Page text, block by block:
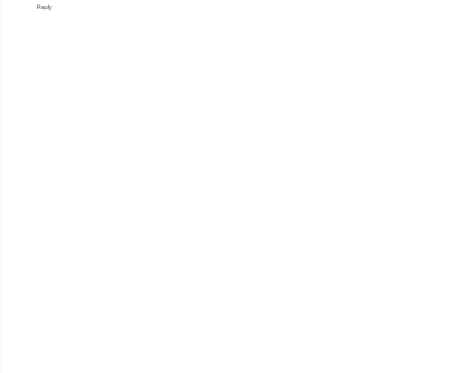
Reply